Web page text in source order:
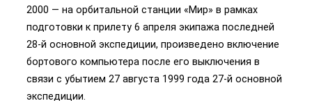
2000 — на орбитальной станции «Мир» в рамках
подготовки к прилету 6 апреля экипажа последней
28-й основной экспедиции, произведено включение
бортового компьютера после его выключения в
связи с убытием 27 августа 1999 года 27-й основной
экспедиции.